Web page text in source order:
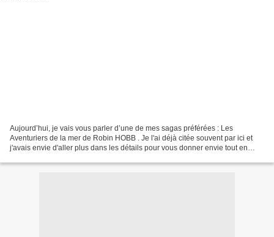
Aujourd’hui, je vais vous parler d’une de mes sagas préférées : Les
Aventuriers de la mer de Robin HOBB . Je l'ai déjà citée souvent par ici et
j'avais envie d'aller plus dans les détails pour vous donner envie tout en